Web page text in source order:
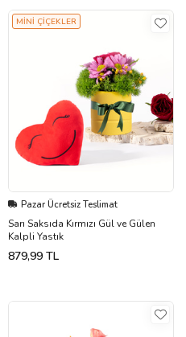
MİNİ ÇİÇEKLER
Pazar Ücretsiz Teslimat
Sarı Saksıda Kırmızı Gül ve Gülen
Kalpli Yastık
879,99 TL